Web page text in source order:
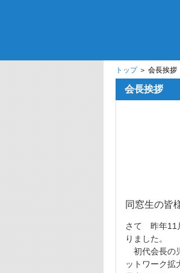
トップ＞ 会長挨拶
会長挨拶
同窓生の皆
さて 昨年11
りました。
初代会長の
ットワーク拡